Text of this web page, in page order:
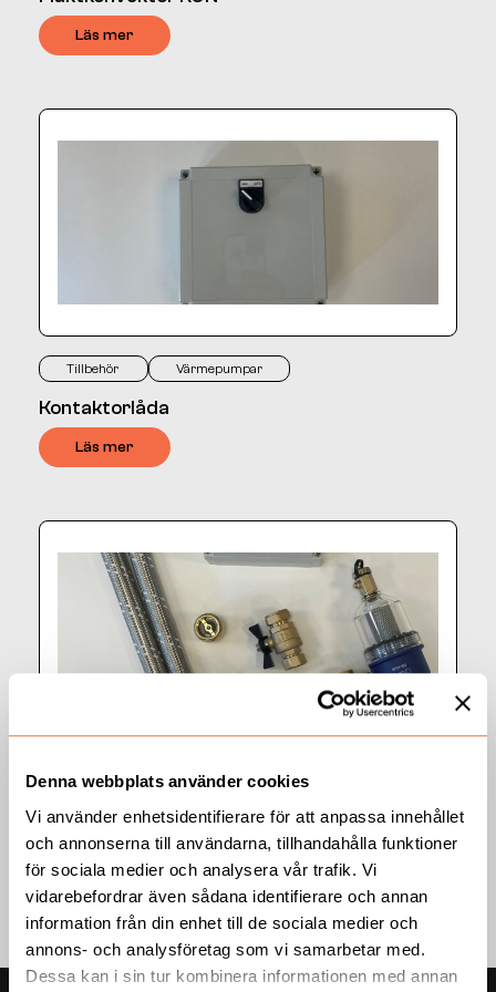
Denna webbplats använder cookies
Vi använder enhetsidentifierare för att anpassa innehållet
och annonserna till användarna, tillhandahålla funktioner
för sociala medier och analysera vår trafik. Vi
vidarebefordrar även sådana identifierare och annan
information från din enhet till de sociala medier och
annons- och analysföretag som vi samarbetar med.
Dessa kan i sin tur kombinera informationen med annan
Läs mer
Tillbehör Värmepumpar
Kontaktorlåda
Läs mer
Tillbehör Värmepumpar
Installationskit